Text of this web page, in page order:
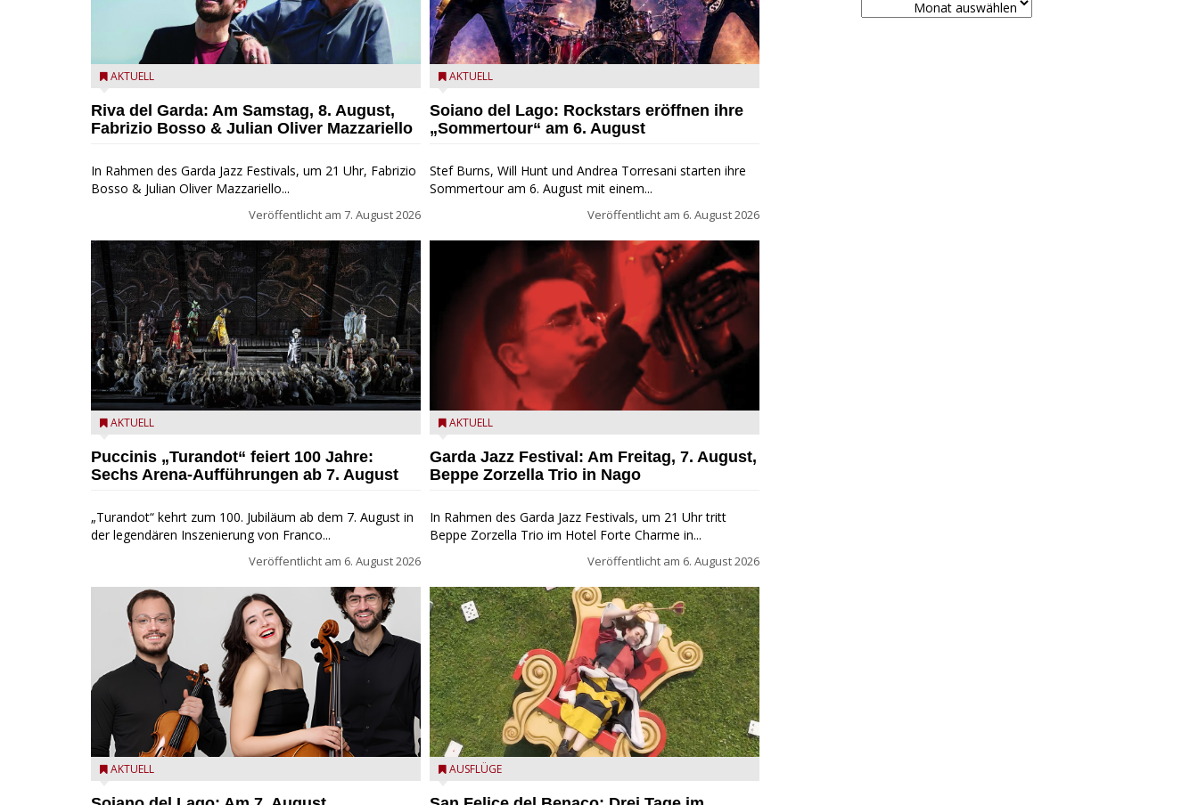
Fabrizio Bosso & Julian Oliver Mazzariello zu Gast beim
AKTUELL
Riva del Garda: Am Samstag, 8. August,
Fabrizio Bosso & Julian Oliver Mazzariello
In Rahmen des Garda Jazz Festivals, um 21 Uhr, Fabrizio
Bosso & Julian Oliver Mazzariello...
Veröffentlicht am 7. August 2026
Turandot in der Arena von Verona - Ennevi für
AKTUELL
Puccinis „Turandot“ feiert 100 Jahre:
Sechs Arena-Aufführungen ab 7. August
„Turandot“ kehrt zum 100. Jubiläum ab dem 7. August in
der legendären Inszenierung von Franco...
Veröffentlicht am 6. August 2026
Trio Adamello
AKTUELL
Stef Burns, Will Hunt und Andrea Torresani im Summer
AKTUELL
Soiano del Lago: Rockstars eröffnen ihre
„Sommertour“ am 6. August
Stef Burns, Will Hunt und Andrea Torresani starten ihre
Sommertour am 6. August mit einem...
Veröffentlicht am 6. August 2026
Beppe Zorzella Trio zu Gast beim Garda Jazz Festival
AKTUELL
Garda Jazz Festival: Am Freitag, 7. August,
Beppe Zorzella Trio in Nago
In Rahmen des Garda Jazz Festivals, um 21 Uhr tritt
Beppe Zorzella Trio im Hotel Forte Charme in...
Veröffentlicht am 6. August 2026
San Felice del Benaco: Drei Tage im Wunderland
AUSFLÜGE